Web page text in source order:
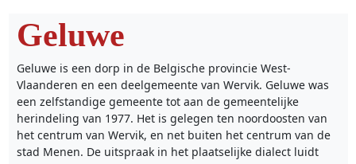
Geluwe
Geluwe is een dorp in de Belgische provincie West-
Vlaanderen en een deelgemeente van Wervik. Geluwe was
een zelfstandige gemeente tot aan de gemeentelijke
herindeling van 1977. Het is gelegen ten noordoosten van
het centrum van Wervik, en net buiten het centrum van de
stad Menen. De uitspraak in het plaatselijke dialect luidt